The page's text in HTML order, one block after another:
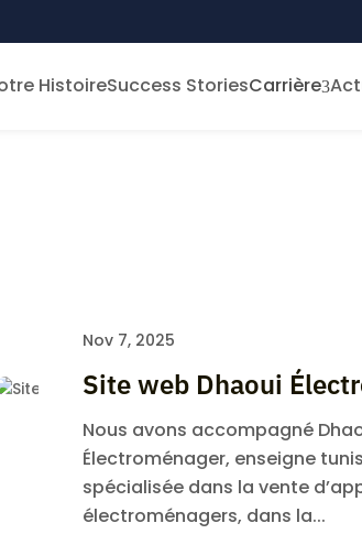
HistoireSuccess StoriesCarrière3
Nov 7, 2025
Site web Dhaoui
Nous avons accompagné
Électroménager, enseigne
spécialisée dans la vente
électroménagers, dans la...